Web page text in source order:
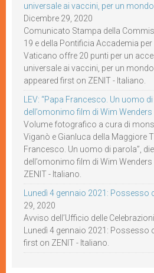
universale ai vaccini, per un
Dicembre 29, 2020
Comunicato Stampa della
19 e della Pontificia Accademia per
Vaticano offre 20 punti per un
universale ai vaccini, per un
appeared first on ZENIT - Italiano.
LEV: “Papa Francesco. Un uomo
dell’omonimo film di Wim Wenders
Volume fotografico a cura di
Viganò e Gianluca della Maggiore
Francesco. Un uomo di parola”,
dell’omonimo film di Wim
ZENIT - Italiano.
Lunedì 4 gennaio 2021: Possesso
29, 2020
Avviso dell’Ufficio delle
Lunedì 4 gennaio 2021: Possesso
first on ZENIT - Italiano.